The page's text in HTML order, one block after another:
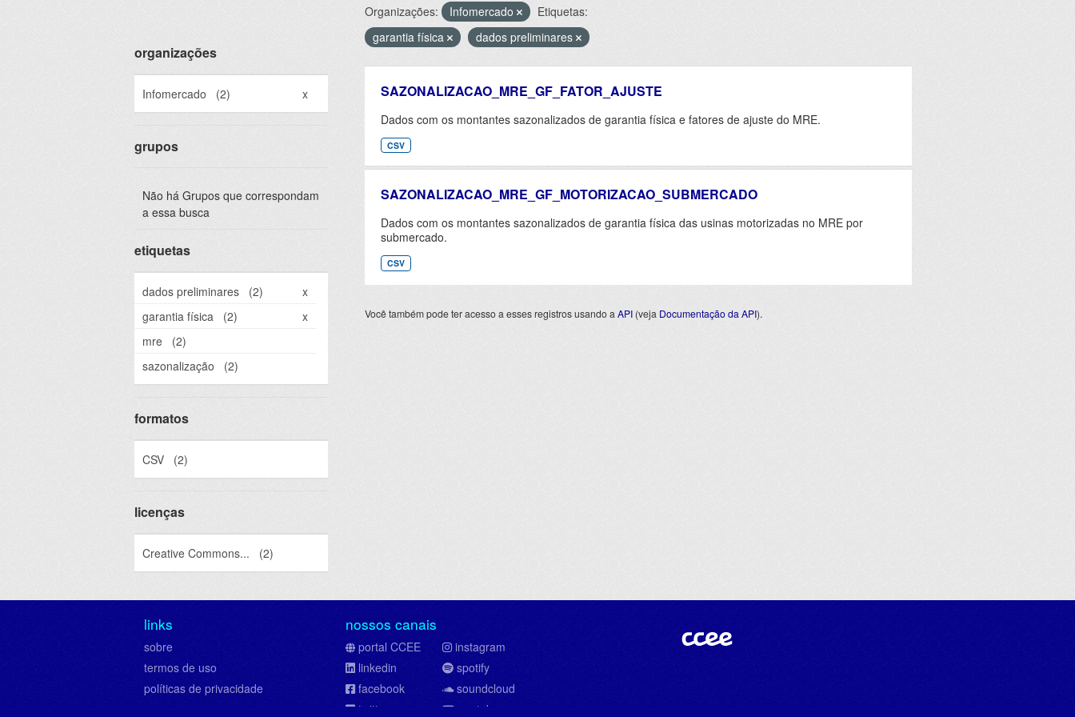
organizações
Infomercado (2) x
grupos
Não há Grupos que correspondam
a essa busca
etiquetas
dados preliminares (2)
x
garantia física
(2)
x
mre
(2)
sazonalização
(2)
formatos
CSV (2)
licenças
Creative Commons... (2)
Organizações: Infomercado
Etiquetas:
garantia física
dados preliminares
SAZONALIZACAO_MRE_GF_FATOR_AJUSTE
Dados com os montantes sazonalizados de garantia física e fatores de ajuste do MRE.
CSV
SAZONALIZACAO_MRE_GF_MOTORIZACAO_SUBMERCADO
Dados com os montantes sazonalizados de garantia física das usinas motorizadas no MRE por
submercado.
CSV
Você também pode ter acesso a esses registros usando a API (veja Documentação da API).
links
sobre
termos de uso
políticas de privacidade
nossos canais
portal CCEE
linkedin
facebook
twitter
instagram
spotify
soundcloud
youtube